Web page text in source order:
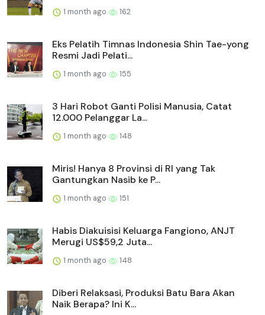
1 month ago 162
Eks Pelatih Timnas Indonesia Shin Tae-yong
Resmi Jadi Pelati...
1 month ago 155
3 Hari Robot Ganti Polisi Manusia, Catat
12.000 Pelanggar La...
1 month ago 148
Miris! Hanya 8 Provinsi di RI yang Tak
Gantungkan Nasib ke P...
1 month ago 151
Habis Diakuisisi Keluarga Fangiono, ANJT
Merugi US$59,2 Juta...
1 month ago 148
Diberi Relaksasi, Produksi Batu Bara Akan
Naik Berapa? Ini K...